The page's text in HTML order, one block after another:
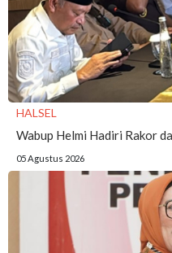
HALSEL
Wabup Helmi Hadiri Rakor
05 Agustus 2026